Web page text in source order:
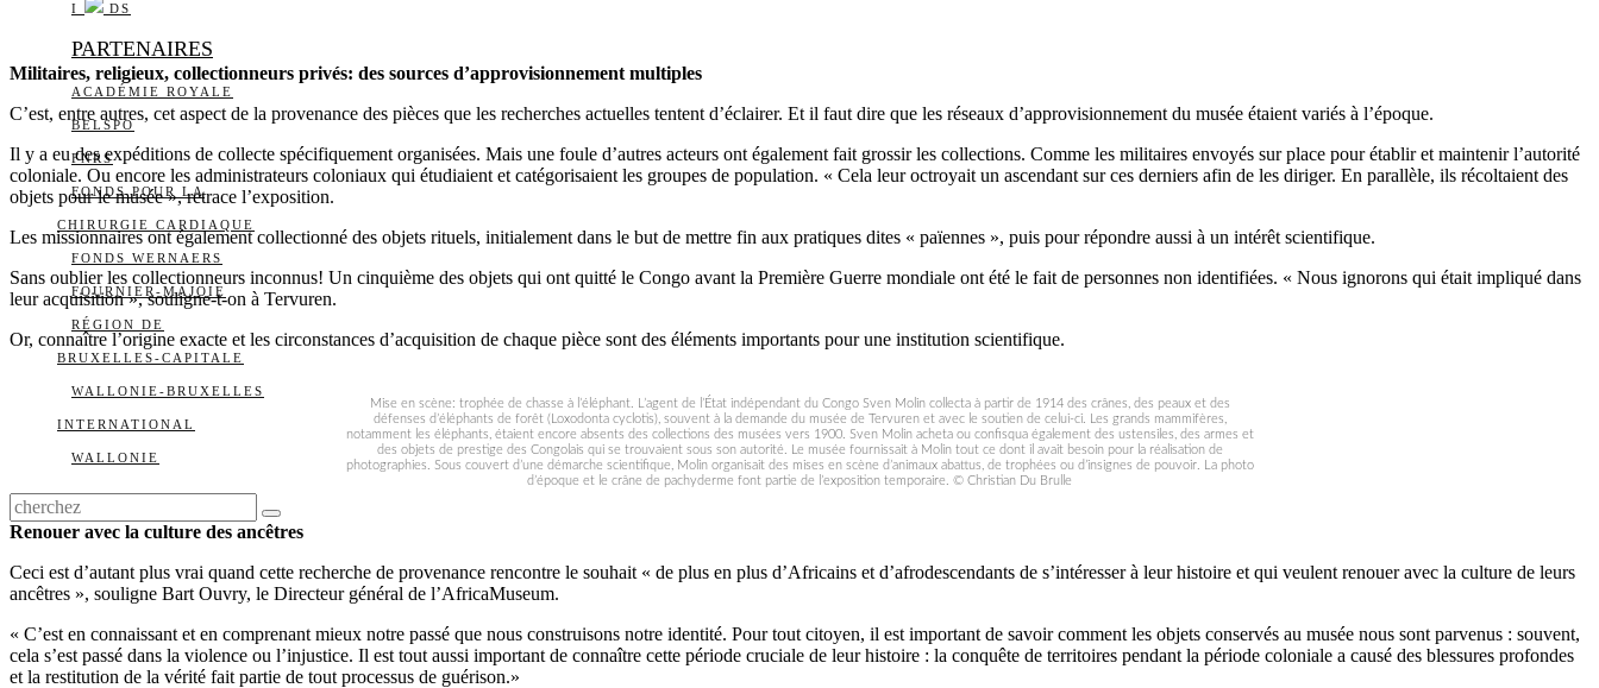
I DS
PARTENAIRES
ACADÉMIE ROYALE
BELSPO
FNRS
FONDS POUR LA
CHIRURGIE CARDIAQUE
FONDS WERNAERS
FOURNIER-MAJOIE
RÉGION DE
BRUXELLES-CAPITALE
WALLONIE-BRUXELLES
INTERNATIONAL
WALLONIE
Militaires, religieux, collectionneurs privés: des sources d’approvisionnement multiples
C’est, entre autres, cet aspect de la provenance des pièces que les recherches actuelles tentent d’éclairer. Et il faut dire que les réseaux d’approvisionnement du musée étaient variés à l’époque.
Il y a eu des expéditions de collecte spécifiquement organisées. Mais une foule d’autres acteurs ont également fait grossir les collections. Comme les militaires envoyés sur place pour établir et maintenir l’autorité
coloniale. Ou encore les administrateurs coloniaux qui étudiaient et catégorisaient les groupes de population. « Cela leur octroyait un ascendant sur ces derniers afin de les diriger. En parallèle, ils récoltaient des
objets pour le musée », retrace l’exposition.
Les missionnaires ont également collectionné des objets rituels, initialement dans le but de mettre fin aux pratiques dites « païennes », puis pour répondre aussi à un intérêt scientifique.
Sans oublier les collectionneurs inconnus! Un cinquième des objets qui ont quitté le Congo avant la Première Guerre mondiale ont été le fait de personnes non identifiées. « Nous ignorons qui était impliqué dans
leur acquisition », souligne-t-on à Tervuren.
Or, connaître l’origine exacte et les circonstances d’acquisition de chaque pièce sont des éléments importants pour une institution scientifique.
Mise en scène: trophée de chasse à l’éléphant. L’agent de l’État indépendant du Congo Sven Molin collecta à partir de 1914 des crânes, des peaux et des
défenses d’éléphants de forêt (Loxodonta cyclotis), souvent à la demande du musée de Tervuren et avec le soutien de celui-ci. Les grands mammifères,
notamment les éléphants, étaient encore absents des collections des musées vers 1900. Sven Molin acheta ou confisqua également des ustensiles, des armes et
des objets de prestige des Congolais qui se trouvaient sous son autorité. Le musée fournissait à Molin tout ce dont il avait besoin pour la réalisation de
photographies. Sous couvert d’une démarche scientifique, Molin organisait des mises en scène d’animaux abattus, de trophées ou d’insignes de pouvoir. La photo
d’époque et le crâne de pachyderme font partie de l’exposition temporaire. © Christian Du Brulle
Renouer avec la culture des ancêtres
Ceci est d’autant plus vrai quand cette recherche de provenance rencontre le souhait « de plus en plus d’Africains et d’afrodescendants de s’intéresser à leur histoire et qui veulent renouer avec la culture de leurs
ancêtres », souligne Bart Ouvry, le Directeur général de l’AfricaMuseum.
« C’est en connaissant et en comprenant mieux notre passé que nous construisons notre identité. Pour tout citoyen, il est important de savoir comment les objets conservés au musée nous sont parvenus : souvent,
cela s’est passé dans la violence ou l’injustice. Il est tout aussi important de connaître cette période cruciale de leur histoire : la conquête de territoires pendant la période coloniale a causé des blessures profondes
et la restitution de la vérité fait partie de tout processus de guérison.»